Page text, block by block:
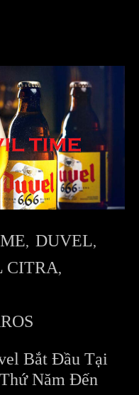
DUVEL
CITRA
Bắt Đầu Tại
Năm Đến